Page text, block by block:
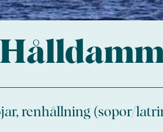
renhållning (sopor/